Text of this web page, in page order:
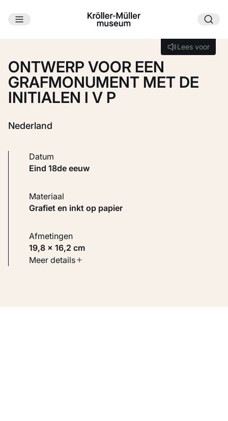
Ga naar hoofdinhoud
Lees voor
Lees voor
ONTWERP VOOR EEN
GRAFMONUMENT MET DE
INITIALEN I V P
Nederland
Datum
eind 18de eeuw
Materiaal
Grafiet en inkt op papier
Afmetingen
19,8 × 16,2 cm
Soort werk
Meer details